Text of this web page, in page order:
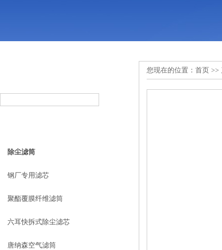
除尘滤筒
钢厂专用滤芯
聚酯覆膜纤维滤筒
六耳快拆式除尘滤芯
唐纳森空气滤筒
您现在的位置： 首页 >>